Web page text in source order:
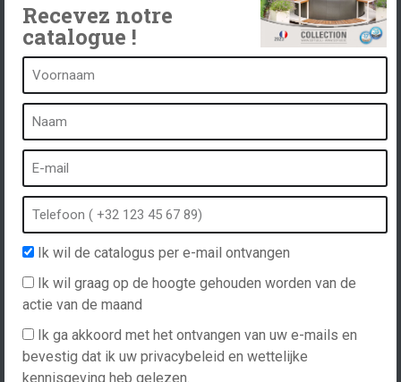
Een kuuroord is...
Wat is een kuuroord?
Bubbelbad
Buiten spa
Spa in de winter
Ingebouwde spa
Spa en hydrotherapie
Recevez notre
catalogue !
Ik wil de catalogus per e-mail ontvangen
Ik wil graag op de hoogte gehouden worden van de
actie van de maand
Ik ga akkoord met het ontvangen van uw e-mails en
bevestig dat ik uw privacybeleid en wettelijke
kennisgeving heb gelezen.